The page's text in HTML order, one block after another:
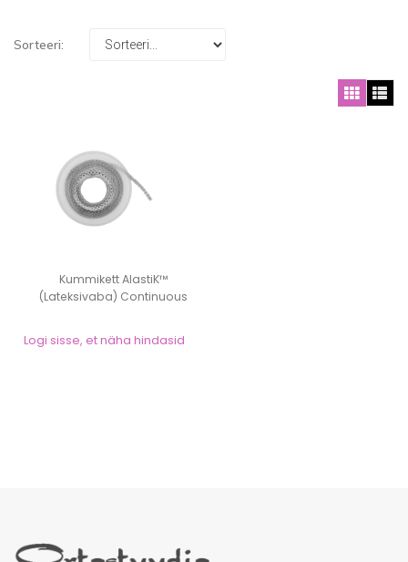
Sorteeri:
Kummikett AlastiK™
(Lateksivaba) Continuous
Logi sisse, et näha hindasid